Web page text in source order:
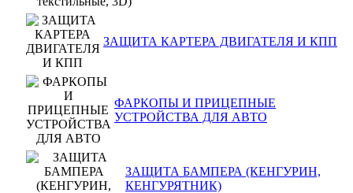
ЗАЩИТА КАРТЕРА ДВИГАТЕЛЯ И КПП
ФАРКОПЫ И ПРИЦЕПНЫЕ
УСТРОЙСТВА ДЛЯ АВТО
ЗАЩИТА БАМПЕРА (КЕНГУРИН,
КЕНГУРЯТНИК)